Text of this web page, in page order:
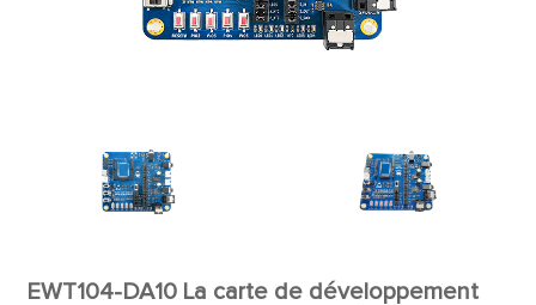
EWT104-DA10 La carte de développement